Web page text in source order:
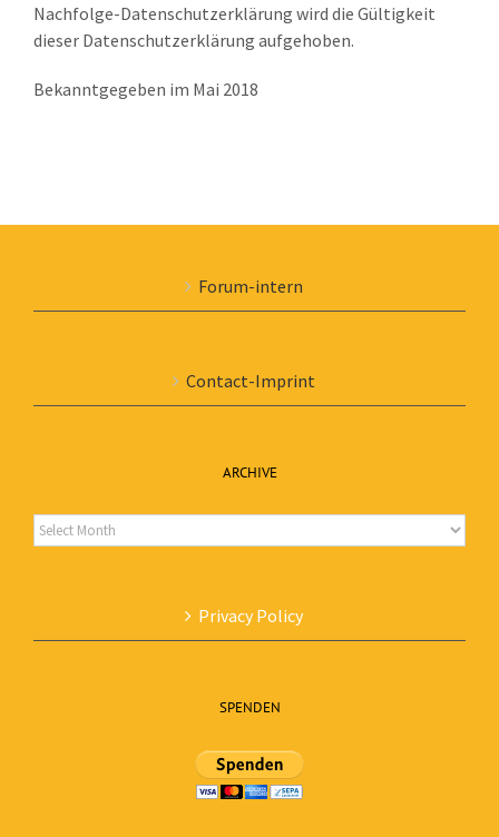
Nachfolge-Datenschutzerklärung wird die Gültigkeit
dieser Datenschutzerklärung aufgehoben.
Bekanntgegeben im Mai 2018
Forum-intern
Contact-Imprint
ARCHIVE
Archive
Privacy Policy
SPENDEN